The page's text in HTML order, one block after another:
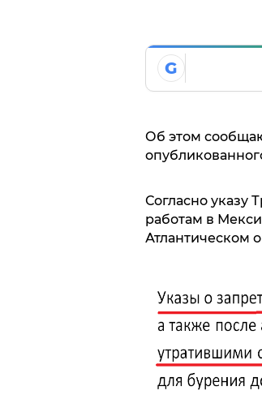
G
Об этом
Согласно указу
работам в
Атлантическом